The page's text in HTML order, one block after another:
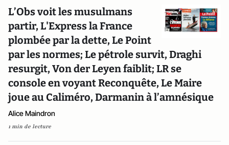
L’Obs voit les musulmans
partir, L'Express la France
plombée par la dette, Le Point
par les normes; Le pétrole survit, Draghi
resurgit, Von der Leyen faiblit; LR se
console en voyant Reconquête, Le Maire
joue au Caliméro, Darmanin à l’amnésique
Alice Maindron
1 min de lecture